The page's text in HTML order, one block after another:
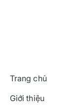
Trang chủ
Giới thiệu